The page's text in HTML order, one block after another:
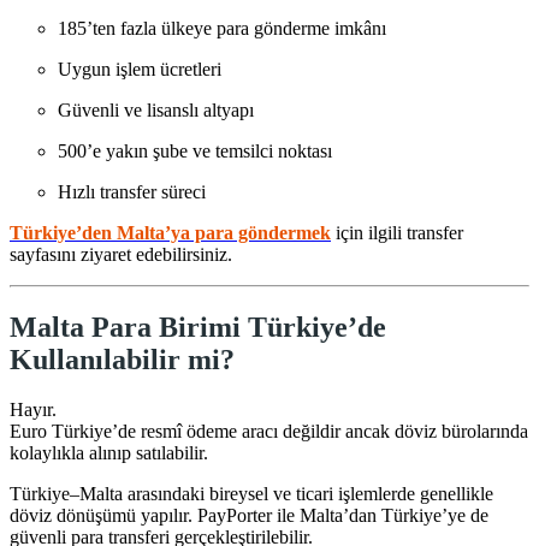
185’ten fazla ülkeye para gönderme imkânı
Uygun işlem ücretleri
Güvenli ve lisanslı altyapı
500’e yakın şube ve temsilci noktası
Hızlı transfer süreci
Türkiye’den Malta’ya para göndermek için ilgili transfer
sayfasını ziyaret edebilirsiniz.
Malta Para Birimi Türkiye’de
Kullanılabilir mi?
Hayır.
Euro Türkiye’de resmî ödeme aracı değildir ancak döviz bürolarında
kolaylıkla alınıp satılabilir.
Türkiye–Malta arasındaki bireysel ve ticari işlemlerde genellikle
döviz dönüşümü yapılır. PayPorter ile Malta’dan Türkiye’ye de
güvenli para transferi gerçekleştirilebilir.